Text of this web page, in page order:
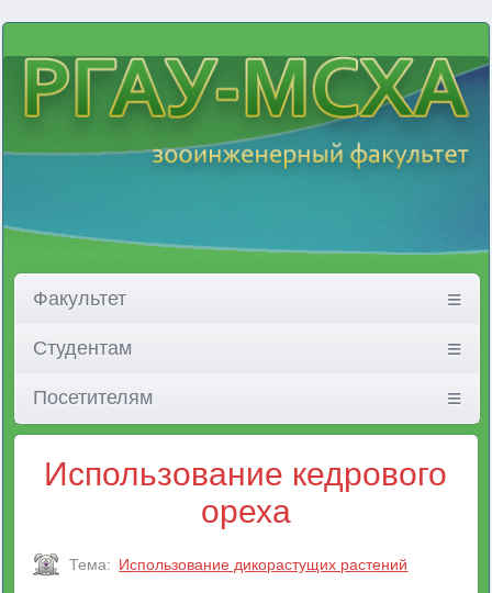
Факультет
Студентам
Посетителям
Использование кедрового
ореха
Тема: Использование дикорастущих растений